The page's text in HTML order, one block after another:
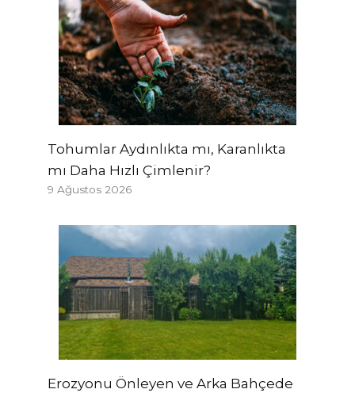
Tohumlar Aydınlıkta mı, Karanlıkta
mı Daha Hızlı Çimlenir?
9 Ağustos 2026
Erozyonu Önleyen ve Arka Bahçede